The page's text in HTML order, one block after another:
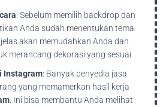
: Sebelum memilih backdrop dan
Anda sudah menentukan tema
akan memudahkan Anda dan
merancang dekorasi yang sesuai.
Instagram: Banyak penyedia jasa
yang memamerkan hasil kerja
. Ini bisa membantu Anda melihat